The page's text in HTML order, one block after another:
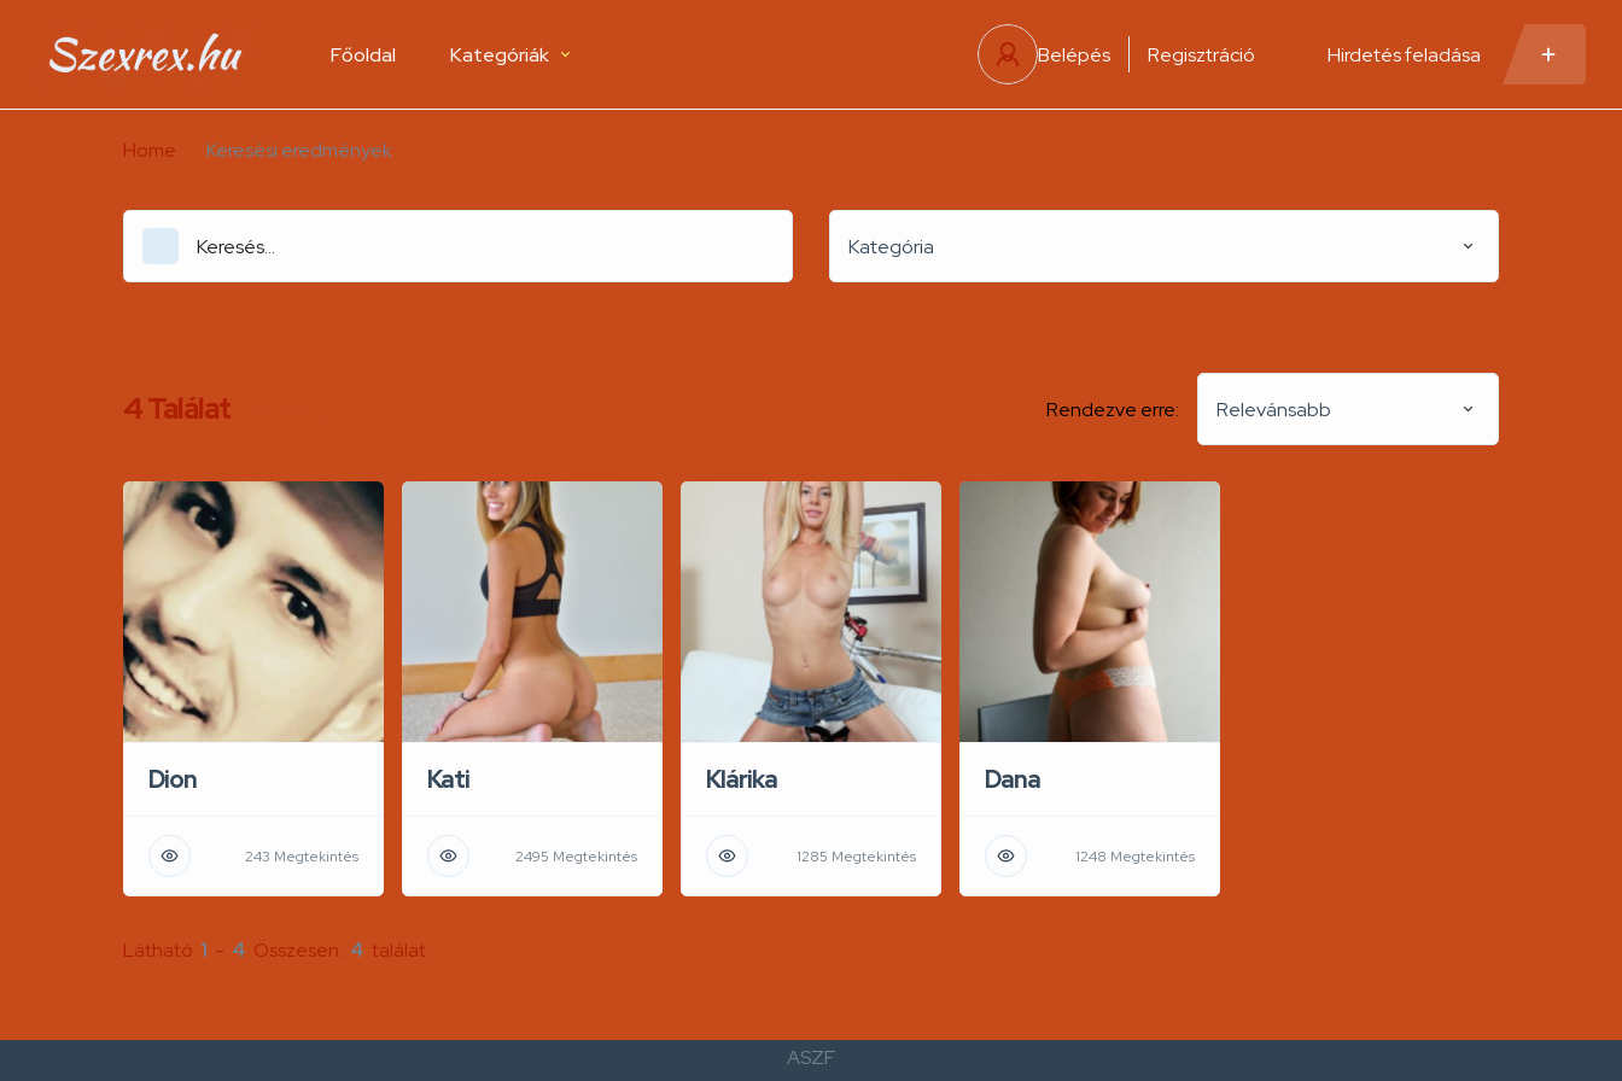
Főoldal Kategóriák Belépés Regisztráció Hirdetés feladása
Home Keresési eredmények
Kategória
4Találat Rendezve erre: Relevánsabb
Dion
243 Megtekintés
Kati
2495 Megtekintés
Klárika
1285 Megtekintés
Dana
1248 Megtekintés
Látható 1 - 4 Összesen: 4 találat
ASZF